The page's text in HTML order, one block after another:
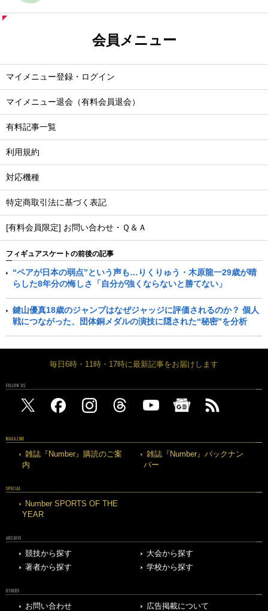
会員メニュー
マイメニュー登録・ログイン
マイメニュー退会（有料会員退会）
有料記事一覧
利用規約
対応機種
特定商取引法に基づく表記
[有料会員限定] お問い合わせ・Ｑ＆Ａ
フィギュアスケートの前後の記事
“ペアが日本の弱点”という声も…りくりゅう・木原龍一29歳が晴
らした8年分の悔しさ「自分が強くならないと勝てない」
鍵山優真18歳のジャンプはなぜジャッジに評価されるのか？ 個人
戦につながった、団体銅メダルの演技に隠された“秘密”を分析
毎日6時・11時・17時に最新記事をお届けします
FOLLOW US
MAGAZINE
雑誌『Number』購読のご案
内
雑誌『Number』バックナン
バー
SPECIAL
Number SPORTS OF THE
YEAR
ARCHIVE
競技から探す
大会から探す
著者から探す
学校から探す
OTHERS
お問い合わせ 広告掲載について